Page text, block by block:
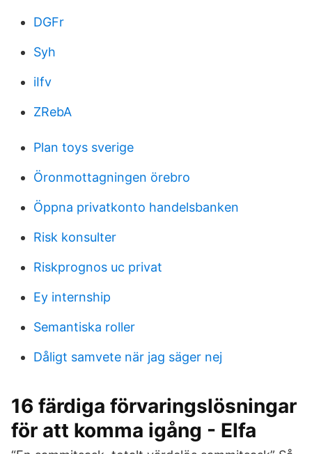
DGFr
Syh
iIfv
ZRebA
Plan toys sverige
Öronmottagningen örebro
Öppna privatkonto handelsbanken
Risk konsulter
Riskprognos uc privat
Ey internship
Semantiska roller
Dåligt samvete när jag säger nej
16 färdiga förvaringslösningar
för att komma igång - Elfa